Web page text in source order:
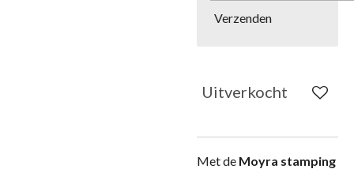
Verzenden
Uitverkocht
Met de Moyra stamping